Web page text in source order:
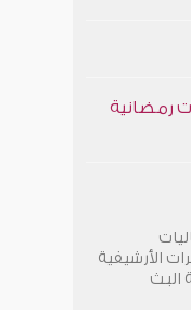
رمضانية
الأرشيفية